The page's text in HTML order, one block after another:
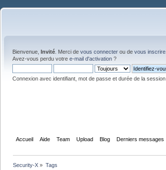
Bienvenue, Invité . Merci de vous connecter ou de vous inscrire
Avez-vous perdu votre e-mail d'activation ?
Connexion avec identifiant, mot de passe et durée de la session
Accueil Aide Team Upload Blog Derniers messages
Security-X » Tags